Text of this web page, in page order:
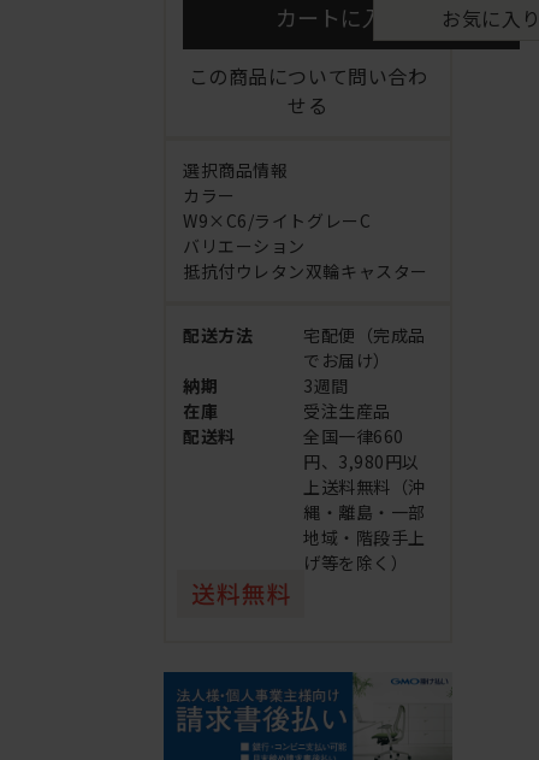
カートに入れる お気に入
この商品について問い合わ
せる
選択商品情報
カラー
W9×C6/ライトグレーC
バリエーション
抵抗付ウレタン双輪キャスター
配送方法
宅配便（完成品
でお届け）
納期
3週間
在庫
受注生産品
配送料
全国一律660
円、3,980円以
上送料無料（沖
縄・離島・一部
地域・階段手上
げ等を除く）